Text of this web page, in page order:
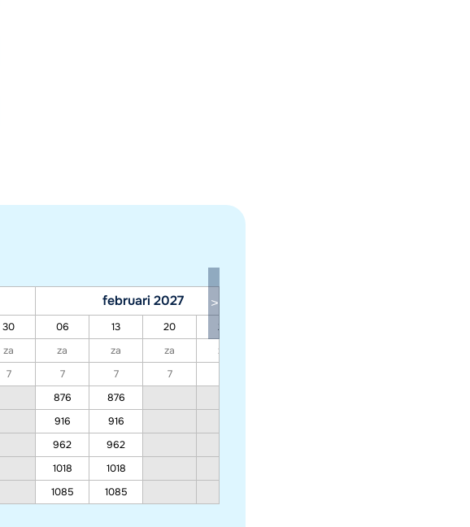
februari 2027
30 06 13 20 27
za za za za za
7 7 7 7
876 876
916 916
962 962
1018 1018
1085 1085